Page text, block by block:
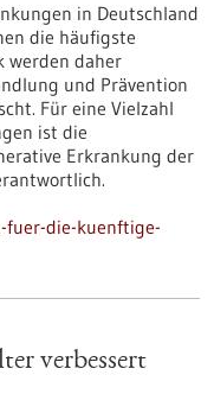
in Deutschland
die häufigste
werden daher
und Prävention
Für eine Vielzahl
ist die
Erkrankung der
die-kuenftige-
verbessert